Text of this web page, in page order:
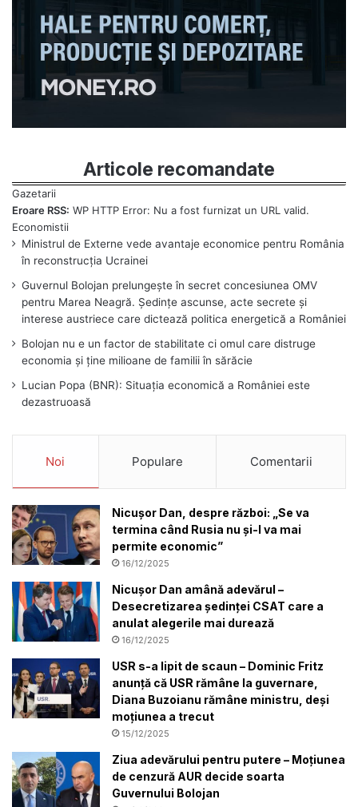
Articole recomandate
Eroare RSS: WP HTTP Error: Nu a fost furnizat un URL valid.
Ministrul de Externe vede avantaje economice pentru România
în reconstrucția Ucrainei
Guvernul Bolojan prelungește în secret concesiunea OMV
pentru Marea Neagră. Ședințe ascunse, acte secrete și
interese austriece care dictează politica energetică a României
Bolojan nu e un factor de stabilitate ci omul care distruge
economia și ține milioane de familii în sărăcie
Lucian Popa (BNR): Situația economică a României este
dezastruoasă
Noi Populare Comentarii
Nicușor Dan, despre război: „Se va
termina când Rusia nu și-l va mai
permite economic”
16/12/2025
Nicușor Dan amână adevărul –
Desecretizarea ședinței CSAT care a
anulat alegerile mai durează
16/12/2025
USR s-a lipit de scaun – Dominic Fritz
anunță că USR rămâne la guvernare,
Diana Buzoianu rămâne ministru, deși
moțiunea a trecut
15/12/2025
Ziua adevărului pentru putere – Moțiunea
de cenzură AUR decide soarta
Guvernului Bolojan